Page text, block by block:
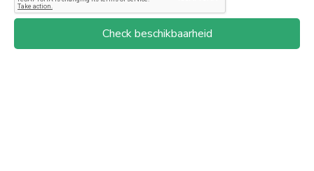
Check beschikbaarheid